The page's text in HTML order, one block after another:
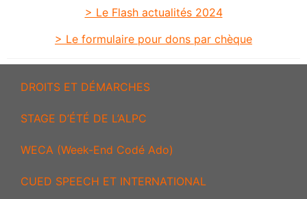
> Le Flash actualités 2024
> Le formulaire pour dons par chèque
DROITS ET DÉMARCHES
STAGE D’ÉTÉ DE L’ALPC
WECA (Week-End Codé Ado)
CUED SPEECH ET INTERNATIONAL